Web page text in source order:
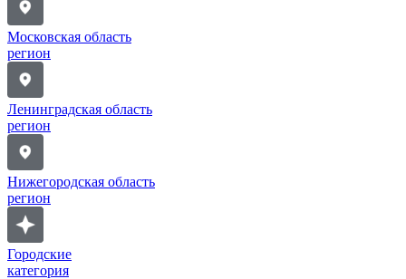
Московская область
регион
Ленинградская область
регион
Нижегородская область
регион
Городские
категория